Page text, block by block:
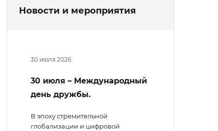
Новости и мероприятия
30 июля 2026
30 июля – Международный
день дружбы.
В эпоху стремительной
глобализации и цифровой